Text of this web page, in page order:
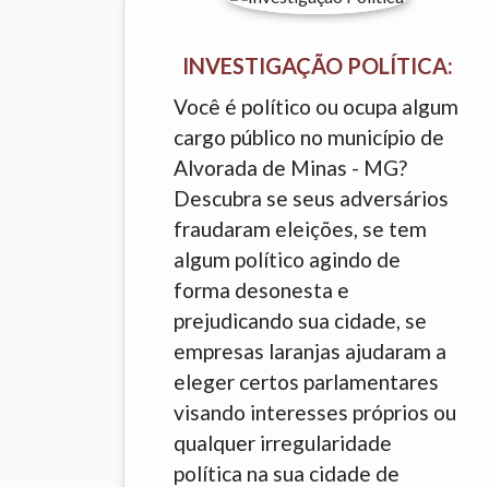
INVESTIGAÇÃO POLÍTICA:
Você é político ou ocupa algum
cargo público no município de
Alvorada de Minas - MG?
Descubra se seus adversários
fraudaram eleições, se tem
algum político agindo de
forma desonesta e
prejudicando sua cidade, se
empresas laranjas ajudaram a
eleger certos parlamentares
visando interesses próprios ou
qualquer irregularidade
política na sua cidade de